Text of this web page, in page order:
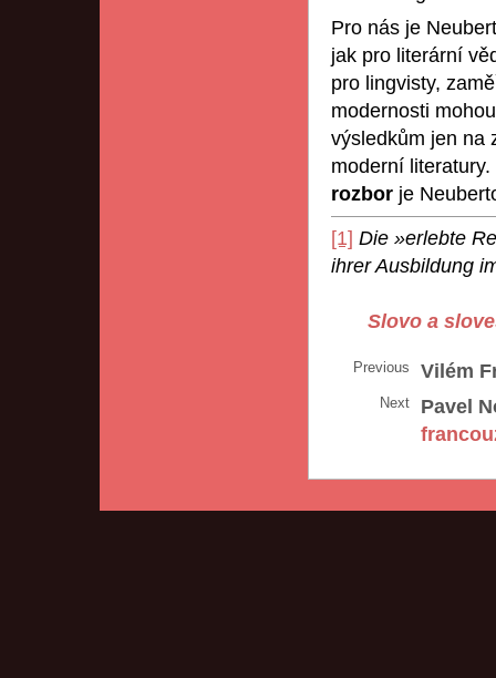
Pro nás je
jak pro literární
pro lingvisty,
modernosti
výsledkům jen na
moderní
rozbor je
[1] Die »erlebte
ihrer Ausbildung
Slovo a
Previous Vilém
Next
Pavel